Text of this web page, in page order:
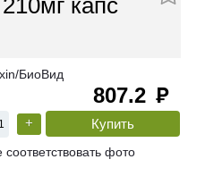
капс
БиоВид
807.2 руб
+
фото